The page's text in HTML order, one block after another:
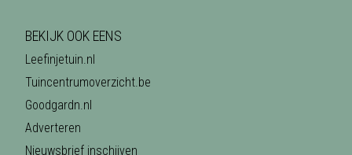
BEKIJK OOK EENS
Leefinjetuin.nl
Tuincentrumoverzicht.be
Goodgardn.nl
Adverteren
Nieuwsbrief inschijven